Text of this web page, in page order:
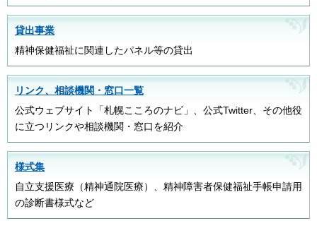
貸出事業
精神保健福祉に関連したパネル等の貸出
リンク、相談機関・窓口一覧
公式ウェブサイト「札幌こころのナビ」、公式Twitter、その他役
に立つリンクや相談機関・窓口を紹介
様式集
自立支援医療（精神通院医療）、精神障害者保健福祉手帳申請用
の診断書様式など